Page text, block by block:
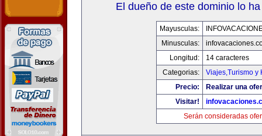
El dueño de este dominio lo
Mayusculas:
Minusculas:
Longitud:
14 caracteres
Categorias:
Viajes,Turismo y
Precio:
Realizar una
Visitar!
Serán consideradas